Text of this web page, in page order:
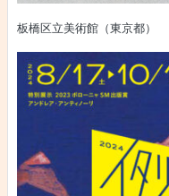
板橋区立美術館（東京都）